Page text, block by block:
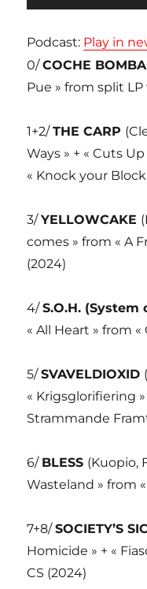
audio
Podcast: Play in
0/COCHE BOMBA
Pue » from split LP
1+2/THE CARP
Ways » + « Cuts
« Knock your Block
3/YELLOWCAKE
comes » from « A
(2024)
4/S.O.H. (System
« All Heart » from «
5/SVAVELDIOXID
« Krigsglorifiering
Strammande
6/ BLESS (Kuopio,
Wasteland » from
7+8/SOCIETY’S
Homicide » + «
CS (2024)